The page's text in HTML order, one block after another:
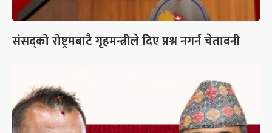
संसद्को रोष्ट्रमबाटै गृहमन्त्रीले दिए प्रश्न नगर्न चेतावनी